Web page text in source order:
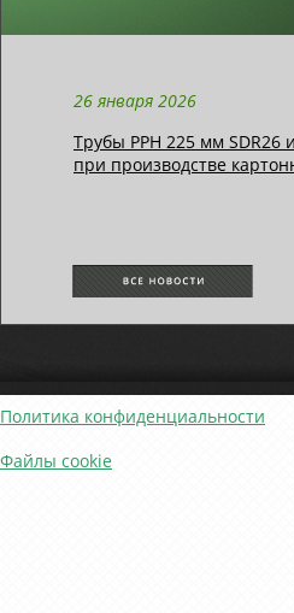
26 января 2026
Трубы РРН 225 мм SDR26
при производстве
Политика конфиденциальности
Файлы cookie